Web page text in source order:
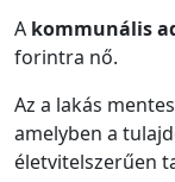
A kommunális
forintra nő.
Az a lakás
amelyben a
életvitelszerűen